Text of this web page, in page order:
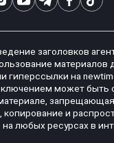
заголовков
материалов
гиперссылки на
может быть
запрещающая
и
любых ресурсах в